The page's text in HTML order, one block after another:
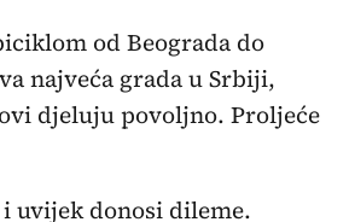
od Beograda do
najveća grada u Srbiji,
djeluju povoljno. Proljeće
i uvijek donosi dileme.